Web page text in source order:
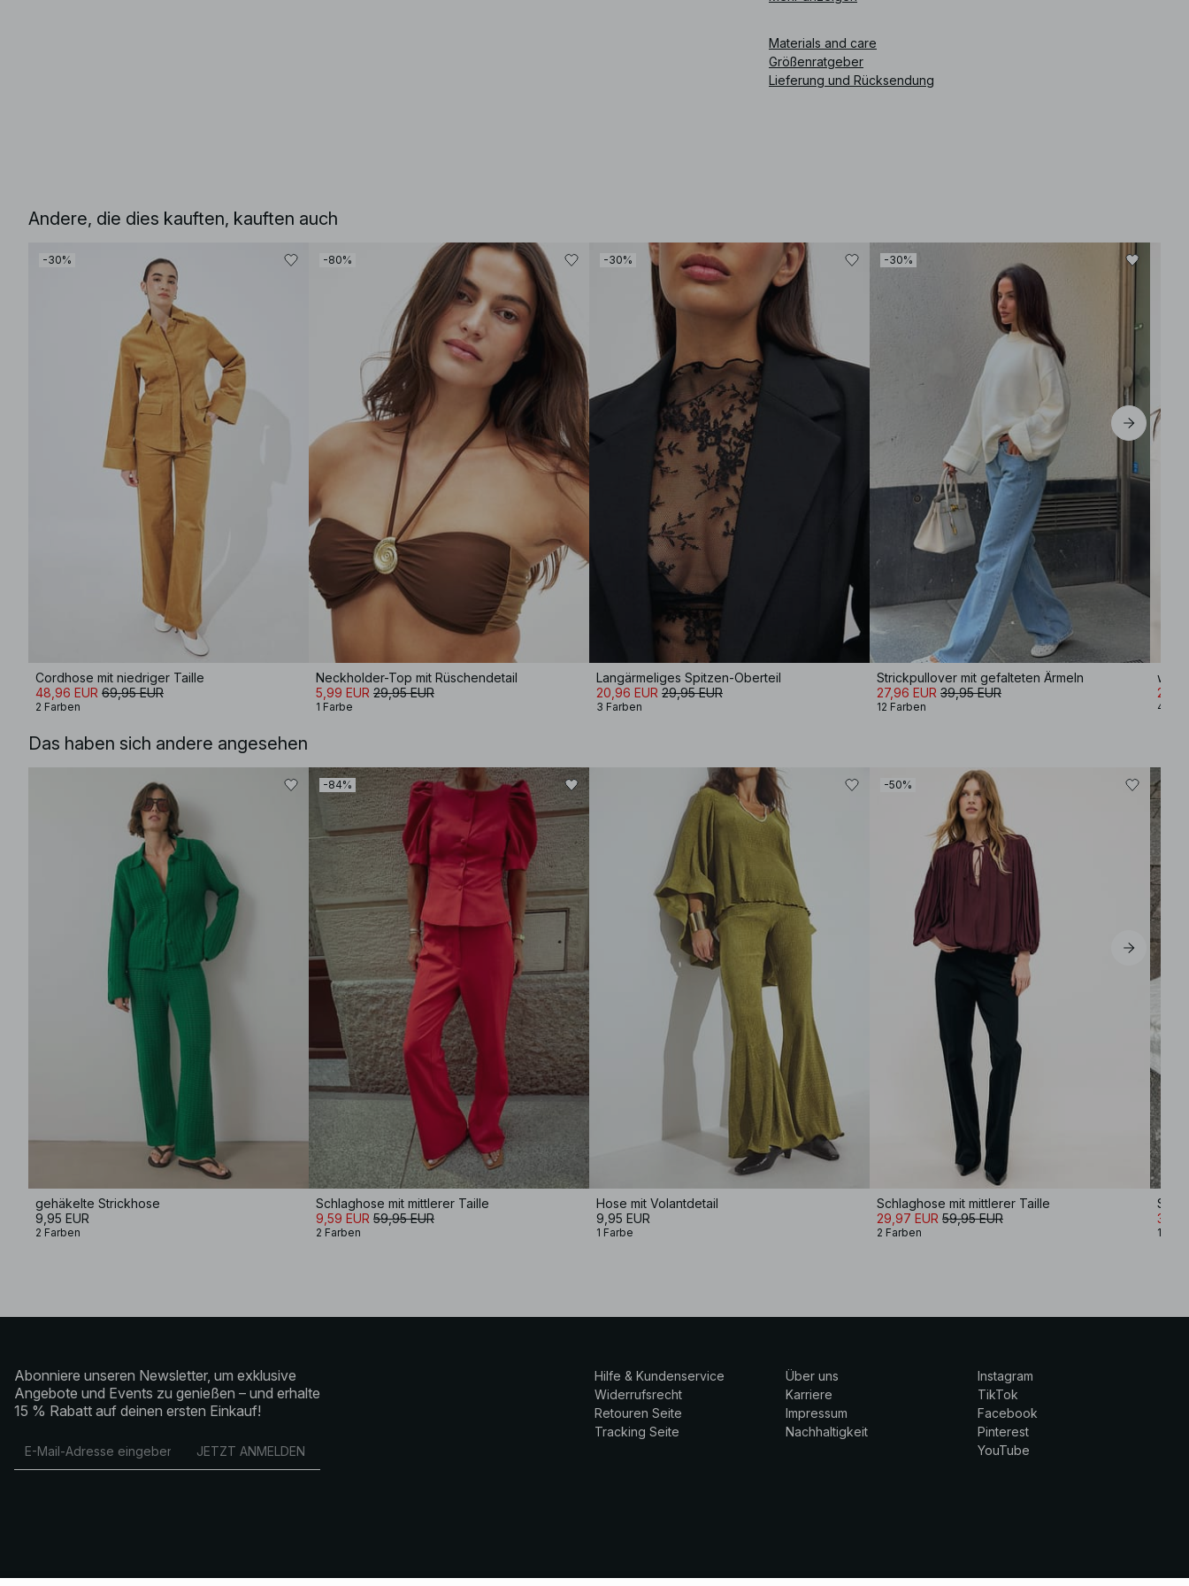
Materials and care
Größenratgeber
Lieferung und Rücksendung
Andere, die dies kauften, kauften auch
-30%
Cordhose mit niedriger Taille
48,96 EUR 69,95 EUR
2 Farben
-80%
Neckholder-Top mit Rüschendetail
5,99 EUR 29,95 EUR
1 Farbe
-30%
Langärmeliges Spitzen-Oberteil
20,96 EUR 29,95 EUR
3 Farben
-30%
Strickpullover mit gefalteten Ärmeln
27,96 EUR 39,95 EUR
12 Farben 4
Das haben sich andere angesehen
gehäkelte Strickhose
9,95 EUR
2 Farben
-84%
Schlaghose mit mittlerer Taille
9,59 EUR 59,95 EUR
2 Farben
Hose mit Volantdetail
9,95 EUR
1 Farbe
-50%
Schlaghose mit mittlerer Taille
29,97 EUR 59,95 EUR
2 Farben 1
Abonniere unseren Newsletter, um exklusive
Angebote und Events zu genießen – und erhalte
15 % Rabatt auf deinen ersten Einkauf!
JETZT ANMELDEN
Hilfe & Kundenservice
Widerrufsrecht
Retouren Seite
Tracking Seite
Über uns
Karriere
Impressum
Nachhaltigkeit
Instagram
TikTok
Facebook
Pinterest
YouTube